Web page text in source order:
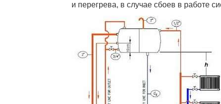
и перегрева, в случае сбоев в работе